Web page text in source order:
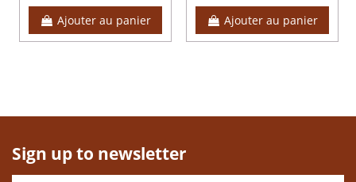
Ajouter au panier
Ajouter au panier
Sign up to newsletter